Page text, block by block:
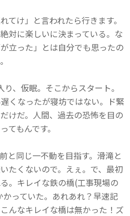
てけ」と言われたら行きます。
対に楽しいに決まっている。な
立った」とは自分でも思ったの
、仮眠。そこからスタート。
くなったが寝坊ではない。ド緊
けだ。人間、過去の恐怖を目の
てもんです。
と同じ一不動を目指す。滑滝と
たくないので。えぇ。で、最初
。キレイな鉄の橋(工事現場の
っていた。あれあれ？早速記
んなキレイな橋は無かった！ズ